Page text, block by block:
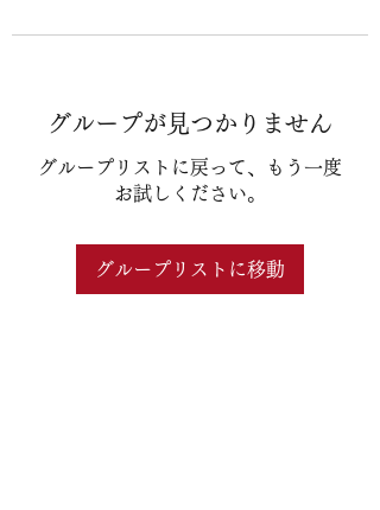
グループが見つかりません
グループリストに戻って、もう一度
お試しください。
グループリストに移動